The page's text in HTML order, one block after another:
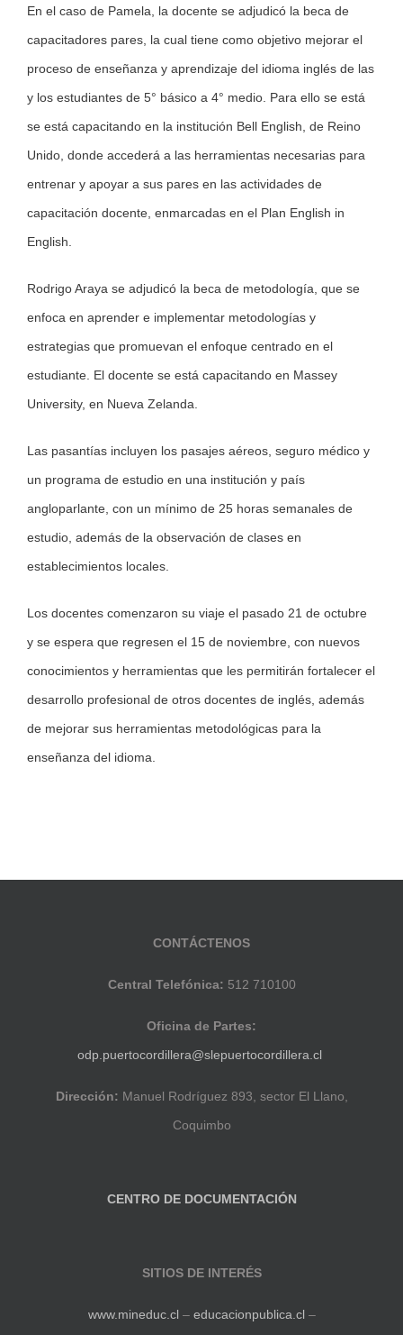
En el caso de Pamela, la docente se adjudicó la beca de
capacitadores pares, la cual tiene como objetivo mejorar el
proceso de enseñanza y aprendizaje del idioma inglés de las
y los estudiantes de 5° básico a 4° medio. Para ello se está
se está capacitando en la institución Bell English, de Reino
Unido, donde accederá a las herramientas necesarias para
entrenar y apoyar a sus pares en las actividades de
capacitación docente, enmarcadas en el Plan English in
English.
Rodrigo Araya se adjudicó la beca de metodología, que se
enfoca en aprender e implementar metodologías y
estrategias que promuevan el enfoque centrado en el
estudiante. El docente se está capacitando en Massey
University, en Nueva Zelanda.
Las pasantías incluyen los pasajes aéreos, seguro médico y
un programa de estudio en una institución y país
angloparlante, con un mínimo de 25 horas semanales de
estudio, además de la observación de clases en
establecimientos locales.
Los docentes comenzaron su viaje el pasado 21 de octubre
y se espera que regresen el 15 de noviembre, con nuevos
conocimientos y herramientas que les permitirán fortalecer el
desarrollo profesional de otros docentes de inglés, además
de mejorar sus herramientas metodológicas para la
enseñanza del idioma.
CONTÁCTENOS
Central Telefónica: 512 710100
Oficina de Partes:
odp.puertocordillera@slepuertocordillera.cl
Dirección: Manuel Rodríguez 893, sector El Llano,
Coquimbo
CENTRO DE DOCUMENTACIÓN
SITIOS DE INTERÉS
www.mineduc.cl – educacionpublica.cl –